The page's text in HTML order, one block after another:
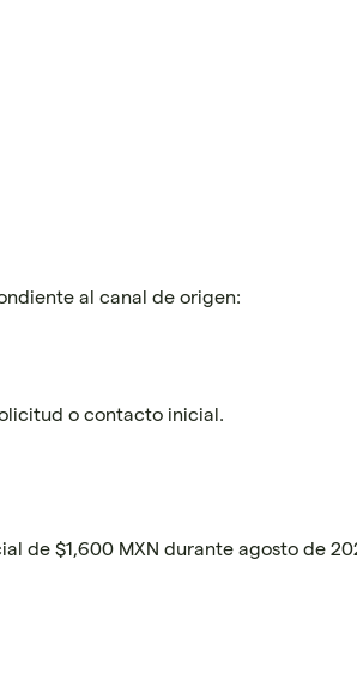
al canal de origen:
o contacto inicial.
de $1,600 MXN durante agosto de